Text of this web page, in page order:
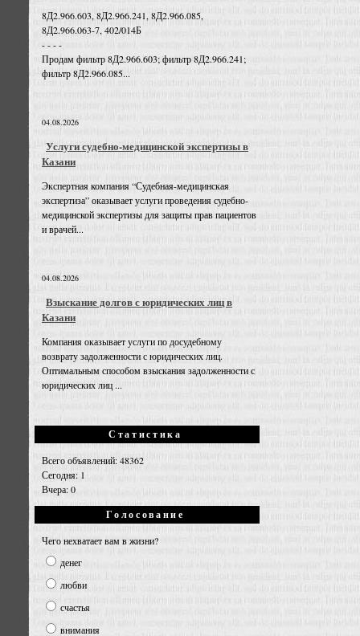
8Д2.966.603, 8Д2.966.241, 8Д2.966.085,
8Д2.966.063-7, 402/014Б
- - - -
Продам фильтр 8Д2.966.603; фильтр 8Д2.966.241;
фильтр 8Д2.966.085...
04.08.2026
Услуги судебно-медицинской экспертизы в
Казани
Экспертная компания “Судебная-медицинская
экспертиза” оказывает услуги проведения судебно-
медицинской экспертизы для защиты прав пациентов
и врачей...
04.08.2026
Взыскание долгов с юридических лиц в
Казани
Компания оказывает услуги по досудебному
возврату задолженности с юридических лиц.
Оптимальным способом взыскания задолженности с
юридических лиц ...
Статистика
Всего объявлений: 48362
Сегодня: 1
Вчера: 0
Голосование
Чего нехватает вам в жизни?
денег
любви
счастья
внимания